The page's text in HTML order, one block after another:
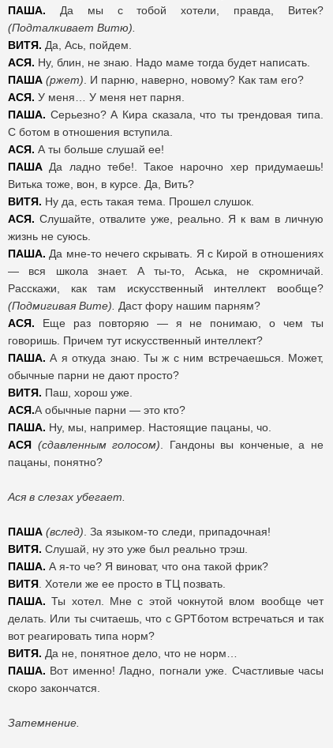
ПАША. Да мы с тобой хотели, правда, Витек?
(Подталкивает Витю).
ВИТЯ. Да, Ась, пойдем.
АСЯ. Ну, блин, не знаю. Надо маме тогда будет написать.
ПАША (ржет) . И парню, наверно, новому? Как там его?
АСЯ. У меня… У меня нет парня.
ПАША. Серьезно? А Кира сказала, что ты трендовая типа.
С ботом в отношения вступила.
АСЯ. А ты больше слушай ее!
ПАША Да ладно тебе!. Такое нарочно хер придумаешь!
Витька тоже, вон, в курсе. Да, Вить?
ВИТЯ. Ну да, есть такая тема. Прошел слушок.
АСЯ. Слушайте, отвалите уже, реально. Я к вам в личную
жизнь не суюсь.
ПАША. Да мне-то нечего скрывать. Я с Кирой в отношениях
— вся школа знает. А ты-то, Аська, не скромничай.
Расскажи, как там искусственный интеллект вообще?
(Подмигивая Вите).
Даст фору нашим парням?
АСЯ. Еще раз повторяю — я не понимаю, о чем ты
говоришь. Причем тут искусственный интеллект?
ПАША. А я откуда знаю. Ты ж с ним встречаешься. Может,
обычные парни не дают просто?
ВИТЯ. Паш, хорош уже.
АСЯ.А обычные парни — это кто?
ПАША. Ну, мы, например. Настоящие пацаны, чо.
АСЯ (сдавленным голосом) . Гандоны вы конченые, а не
пацаны, понятно?
Ася в слезах убегает.
ПАША (вслед) . За языком-то следи, припадочная!
ВИТЯ. Слушай, ну это уже был реально трэш.
ПАША. А я-то че? Я виноват, что она такой фрик?
ВИТЯ . Хотели же ее просто в ТЦ позвать.
ПАША. Ты хотел. Мне с этой чокнутой влом вообще чет
делать. Или ты считаешь, что с GPTботом встречаться и так
вот реагировать типа норм?
ВИТЯ. Да не, понятное дело, что не норм…
ПАША. Вот именно! Ладно, погнали уже. Счастливые часы
скоро закончатся.
Затемнение.